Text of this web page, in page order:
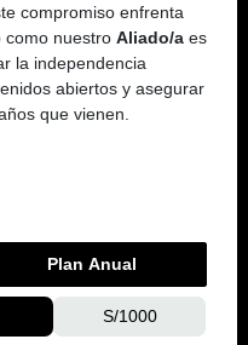
compromiso enfrenta
como nuestro Aliado/a es
la independencia
abiertos y asegurar
que vienen.
Plan Anual
S/1000